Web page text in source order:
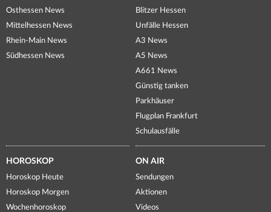
Osthessen News
Mittelhessen News
Rhein-Main News
Südhessen News
Blitzer Hessen
Unfälle Hessen
A3 News
A5 News
A661 News
Günstig tanken
Parkhäuser
Flugplan Frankfurt
Schulausfälle
HOROSKOP
Horoskop Heute
Horoskop Morgen
Wochenhoroskop
ON AIR
Sendungen
Aktionen
Videos